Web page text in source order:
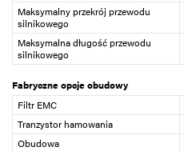
Maksymalny przekrój przewodu
silnikowego
Maksymalna długość przewodu
silnikowego
Fabryczne opcje obudowy
Filtr EMC
Tranzystor hamowania
Obudowa